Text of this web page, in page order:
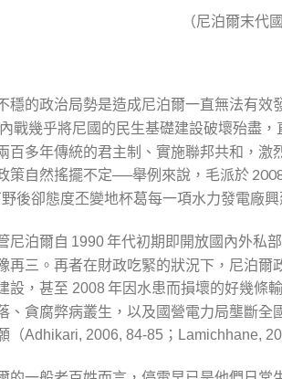
（尼泊爾末代
穩的政治局勢是造成尼泊爾一直無法有
戰幾乎將尼國的民生基礎建設破壞殆盡
百多年傳統的君主制、實施聯邦共和，
策自然搖擺不定──舉例來說，毛派於
後卻態度丕變地杯葛每一項水力發電廠
尼泊爾自 1990年代初期即開放國內外私
再三。再者在財政吃緊的狀況下，尼泊
設，甚至 2008 年因水患而損壞的好幾條
、貪腐弊病叢生，以及國營電力局壟斷
（Adhikari, 2006, 84-85；Lamichhane,